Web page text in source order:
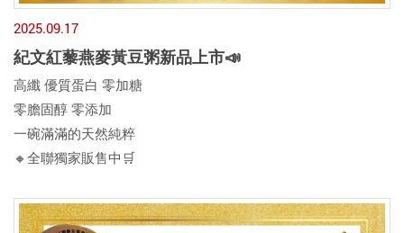
2025.09.17
紀文紅藜燕麥黃豆粥新品上市📣
高纖 優質蛋白 零加糖
零膽固醇 零添加
一碗滿滿的天然純粹
🔸全聯獨家販售中🛒